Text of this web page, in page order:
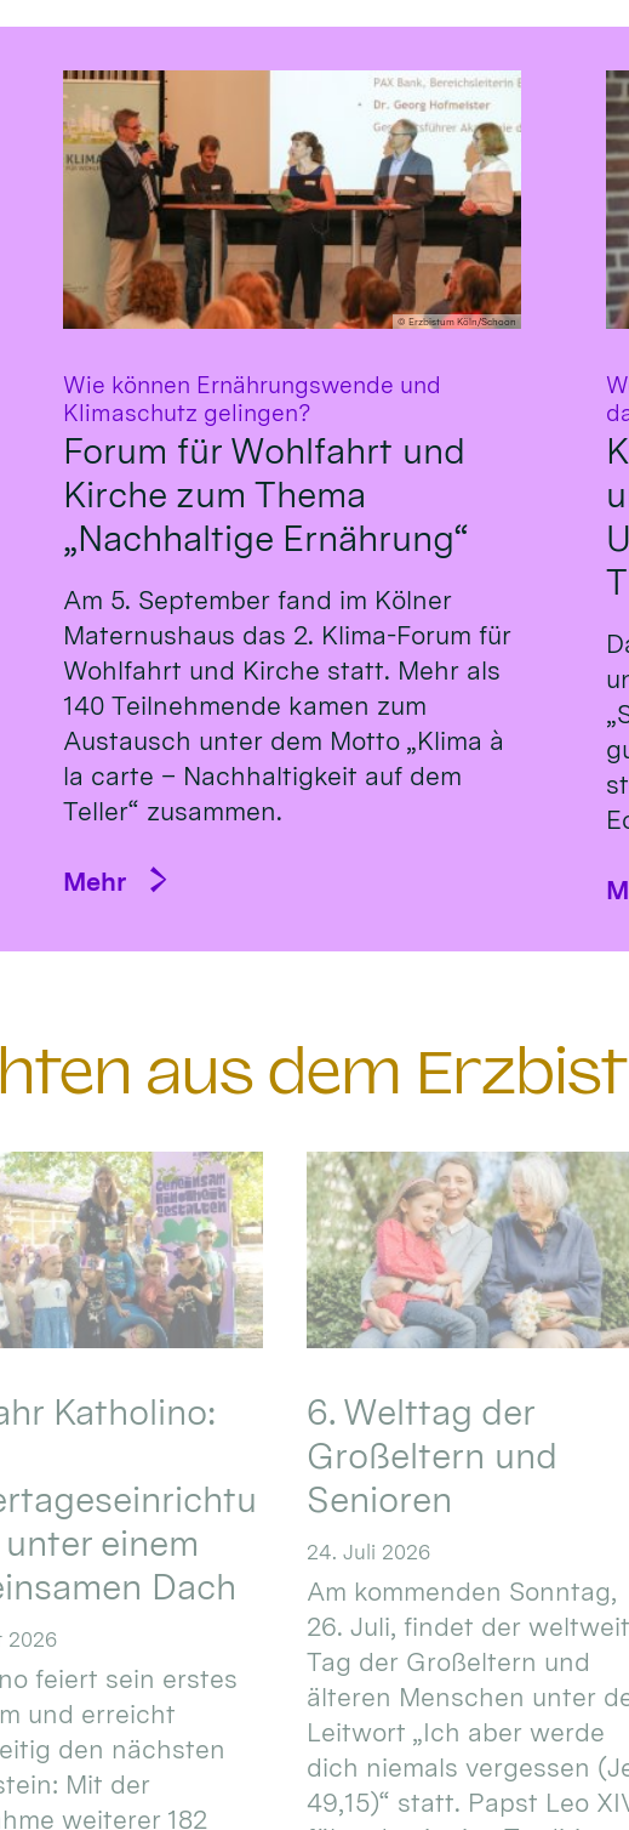
© Erzbistum Köln/Schoon
Wie können Ernährungswende und
Klimaschutz gelingen?
Forum für Wohlfahrt und
Kirche zum Thema
„Nachhaltige Ernährung“
Am 5. September fand im Kölner
Maternushaus das 2. Klima-Forum für
Wohlfahrt und Kirche statt. Mehr als
140 Teilnehmende kamen zum
Austausch unter dem Motto „Klima à
la carte – Nachhaltigkeit auf dem
Teller“ zusammen.
Mehr
aus dem
Katholino:
einem
Dach
2026
feiert sein erstes
und erreicht
den nächsten
Mit der
weiterer 182
6. Welttag der
Großeltern und
Senioren
24. Juli 2026
Am kommenden Sonntag,
26. Juli, findet der
Tag der Großeltern und
älteren Menschen unter
Leitwort „Ich aber werde
dich niemals vergessen
49,15)“ statt. Papst Leo